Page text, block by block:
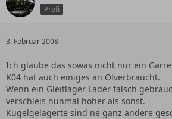
Profi
3. Februar 2008
Ich glaube das sowas nicht nur ein
K04 hat auch einiges an Ölverbraucht.
Wenn ein Gleitlager Lader falsch
verschleis nunmal höher als sonst.
Kugelgelagerte sind ne ganz andere